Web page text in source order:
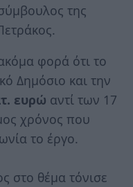
της
φορά ότι το
Δημόσιο και την
ευρώ αντί των 17
χρόνος που
το έργο.
στο θέμα τόνισε